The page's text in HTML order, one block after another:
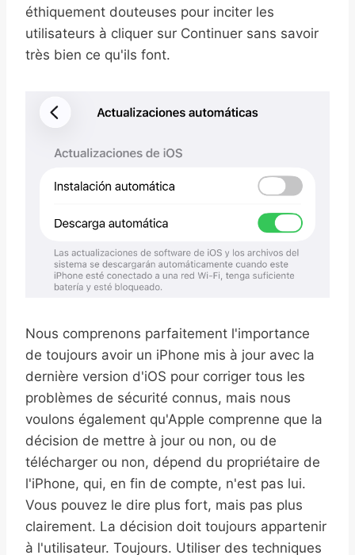
éthiquement douteuses pour inciter les
utilisateurs à cliquer sur Continuer sans savoir
très bien ce qu'ils font.
Nous comprenons parfaitement l'importance
de toujours avoir un iPhone mis à jour avec la
dernière version d'iOS pour corriger tous les
problèmes de sécurité connus, mais nous
voulons également qu'Apple comprenne que la
décision de mettre à jour ou non, ou de
télécharger ou non, dépend du propriétaire de
l'iPhone, qui, en fin de compte, n'est pas lui.
Vous pouvez le dire plus fort, mais pas plus
clairement. La décision doit toujours appartenir
à l'utilisateur. Toujours. Utiliser des techniques